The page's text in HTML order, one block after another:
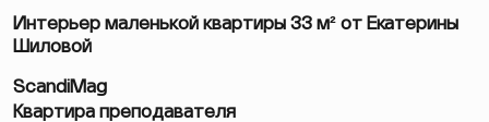
Интерьер маленькой квартиры 33 м² от Екатерины
Шиловой
ScandiMag
Квартира преподавателя